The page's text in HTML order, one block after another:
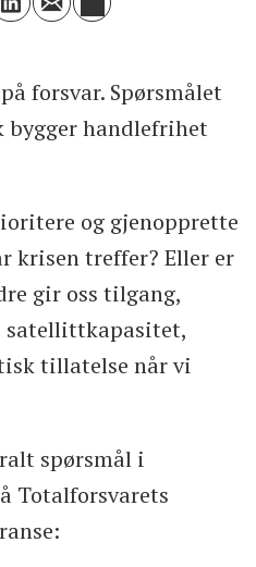
forsvar. Spørsmålet
bygger handlefrihet
og gjenopprette
krisen treffer? Eller er
gir oss tilgang,
satellittkapasitet,
tillatelse når vi
spørsmål i
Totalforsvarets